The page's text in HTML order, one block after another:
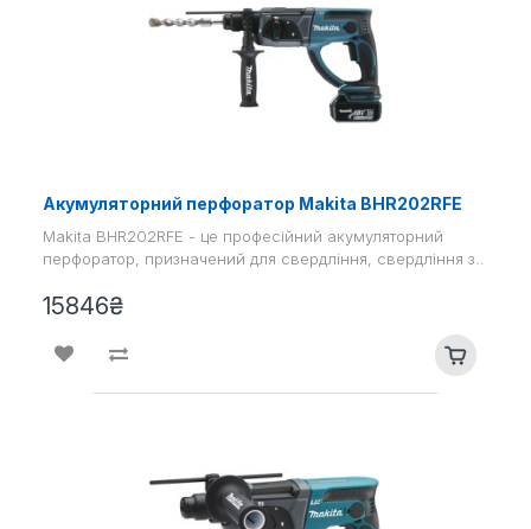
Акумуляторний перфоратор Makita BHR202RFE
Makita BHR202RFE - це професійний акумуляторний
перфоратор, призначений для свердління, свердління з..
15846₴